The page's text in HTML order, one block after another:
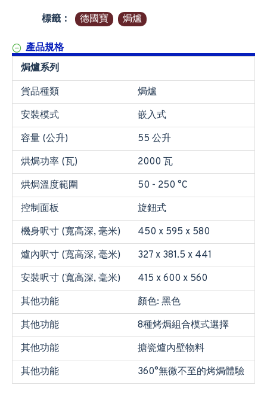
標籤： 德國寶 焗爐
產品規格
焗爐系列
貨品種類
焗爐
安裝模式
嵌入式
容量 (公升)
55 公升
烘焗功率 (瓦)
2000 瓦
烘焗溫度範圍
50 - 250 °C
控制面板
旋鈕式
機身呎寸 (寬高深, 毫米)
450 x 595 x 580
爐內呎寸 (寬高深, 毫米)
327 x 381.5 x 441
安裝呎寸 (寬高深, 毫米)
415 x 600 x 560
其他功能
顏色: 黑色
其他功能
8種烤焗組合模式選擇
其他功能
搪瓷爐內壁物料
其他功能
360°無微不至的烤焗體驗